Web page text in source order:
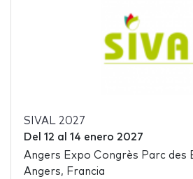
SIVAL 2027
Del 12 al 14 enero 2027
Angers Expo Congrès Parc des
Angers, Francia